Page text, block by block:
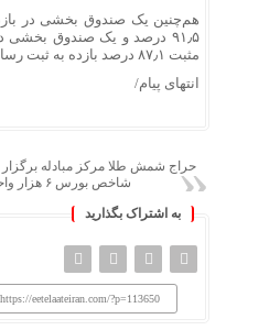
۹۱٫۵ درصد و یک صندوق بخشی
مثبت ۸۷٫۱ درصد بازده به ثبت رسانده است.
انتهای پیام/
حراج شمش طلا مرکز مبادله
شاخص بورس ۶ هزار واحد رشد کرد
به اشتراک بگذارید
https://eetelaateiran.com/?p=113650